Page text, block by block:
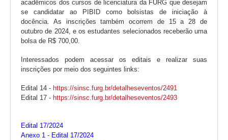
acadêmicos dos cursos de licenciatura da FURG que desejam
se candidatar ao PIBID como bolsistas de iniciação à
docência. As inscrições também ocorrem de 15 a 28 de
outubro de 2024, e os estudantes selecionados receberão uma
bolsa de R$ 700,00​.
Interessados podem acessar os editais e realizar suas
inscrições por meio dos seguintes links:
Edital 14 - https://sinsc.furg.br/detalheseventos/2491
Edital 17 - https://sinsc.furg.br/detalheseventos/2493
Edital 17/2024
Anexo 1 - Edital 17/2024